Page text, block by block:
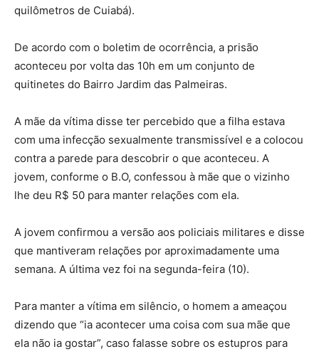
quilômetros de Cuiabá).
De acordo com o boletim de ocorrência, a prisão
aconteceu por volta das 10h em um conjunto de
quitinetes do Bairro Jardim das Palmeiras.
A mãe da vítima disse ter percebido que a filha estava
com uma infecção sexualmente transmissível e a colocou
contra a parede para descobrir o que aconteceu. A
jovem, conforme o B.O, confessou à mãe que o vizinho
lhe deu R$ 50 para manter relações com ela.
A jovem confirmou a versão aos policiais militares e disse
que mantiveram relações por aproximadamente uma
semana. A última vez foi na segunda-feira (10).
Para manter a vítima em silêncio, o homem a ameaçou
dizendo que “ia acontecer uma coisa com sua mãe que
ela não ia gostar”, caso falasse sobre os estupros para